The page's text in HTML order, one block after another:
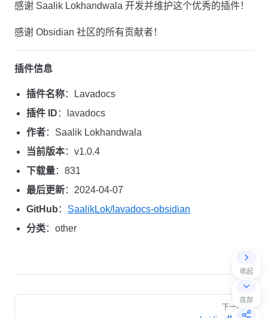
收起
底部
感谢 Saalik Lokhandwala 开发并维护这个优秀的插件！
感谢 Obsidian 社区的所有贡献者！
插件信息
插件名称：Lavadocs
插件 ID ：lavadocs
作者：Saalik Lokhandwala
当前版本：v1.0.4
下载量：831
最后更新：2024-04-07
GitHub ： SaalikLok/lavadocs-obsidian
分类：other
Pager
下一页